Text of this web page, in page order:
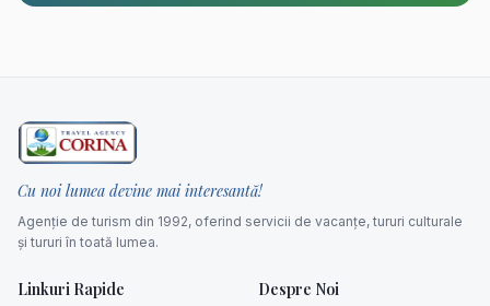
Cu noi lumea devine mai interesantă!
Agenție de turism din 1992, oferind servicii de vacanțe, tururi culturale
și tururi în toată lumea.
Linkuri Rapide Despre Noi